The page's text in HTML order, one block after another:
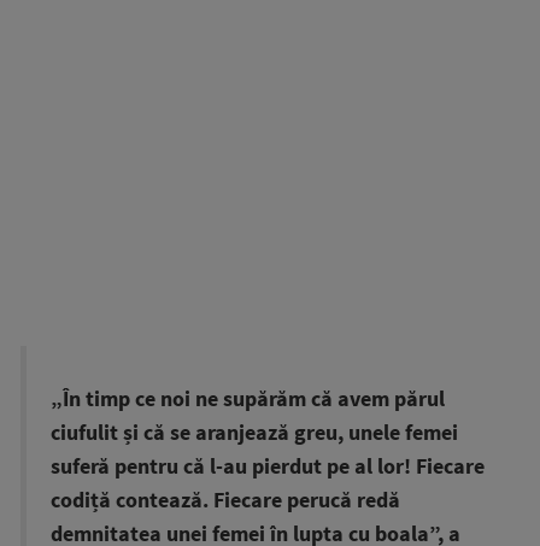
„În timp ce noi ne supărăm că avem părul
ciufulit și că se aranjează greu, unele femei
suferă pentru că l-au pierdut pe al lor! Fiecare
codiță contează. Fiecare perucă redă
demnitatea unei femei în lupta cu boala”, a